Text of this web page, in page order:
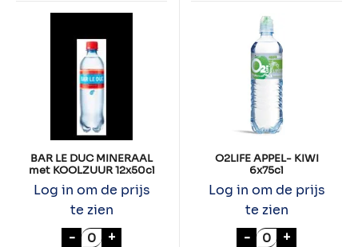
BAR LE DUC MINERAAL
met KOOLZUUR 12x50cl
Log in om de prijs
te zien
- BAR LE DUC MINERAAL met KOOLZUUR
+
O2LIFE APPEL- KIWI
6x75cl
Log in om de prijs
te zien
- O2LIFE
+